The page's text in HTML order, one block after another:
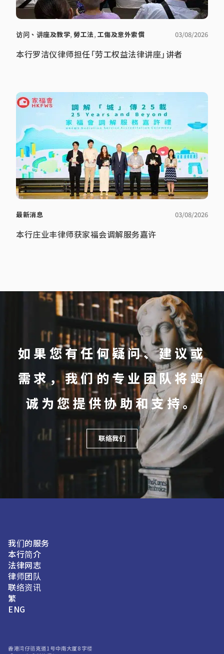
访问、讲座及教学, 勞工法,工傷及意外索償 03/08/2026
本行罗洁仪律师担任「劳工权益法律讲座」讲者
最新消息 03/08/2026
本行庄业丰律师获家福会调解服务嘉许
如果您有任何疑问、建议或
需求，我们的专业团队将竭
诚为您提供协助和支持。
联络我们
我们的服务
本行简介
法律网志
律师团队
联络资讯
繁
ENG
香港湾仔骆克道1号中南大厦8字楼